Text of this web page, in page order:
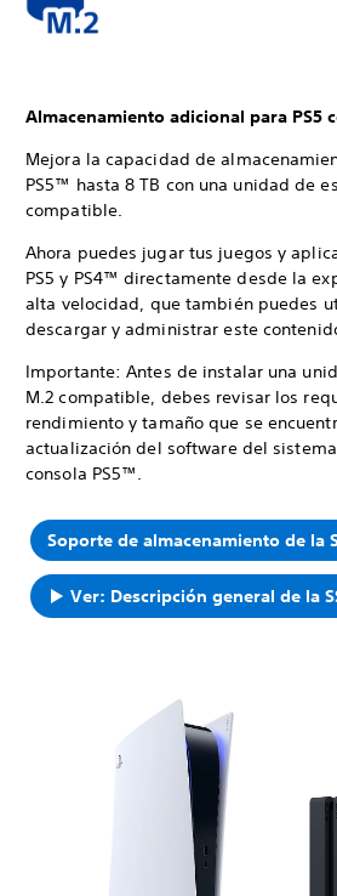
Almacenamiento adicional para PS5
Mejora la capacidad de
PS5™ hasta 8 TB con una unidad de
compatible.
Ahora puedes jugar tus juegos y
PS5 y PS4™ directamente desde la
alta velocidad, que también puedes
descargar y administrar este
Importante: Antes de instalar una
M.2 compatible, debes revisar los
rendimiento y tamaño que se
actualización del software del
consola PS5™.
Soporte de almacenamiento de la
Ver: Descripción general de la